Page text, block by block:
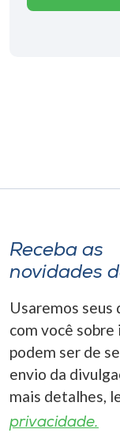
A-
Receba as
novidades
Usaremos seus
com você
podem ser de
envio da
mais detalhes,
privacidade.